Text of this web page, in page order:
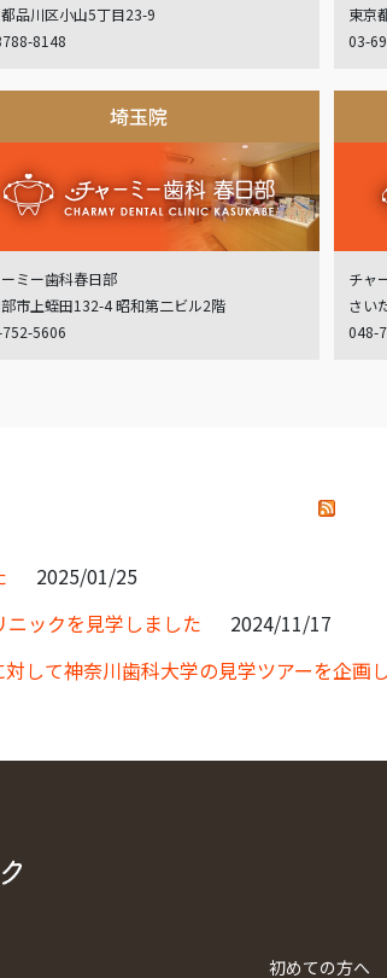
品川区小山5丁目23-9
8148
東京
03-
埼玉院
ミー歯科春日部
市上蛭田132-4 昭和第二ビル2階
5606
チャ
さい
048-
2025/01/25
ックを見学しました
2024/11/17
して神奈川歯科大学の見学ツアーを企画
初めての方へ